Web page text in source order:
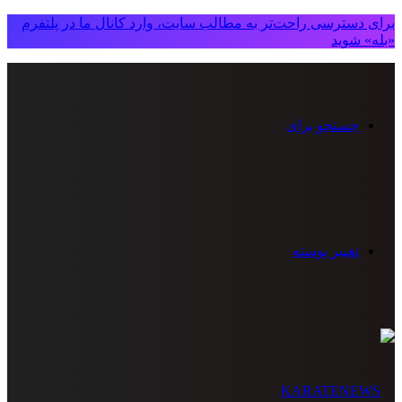
برای دسترسی راحت‌تر به مطالب سایت، وارد کانال ما در پلتفرم
«بله» شوید
جستجو برای
تغییر پوسته